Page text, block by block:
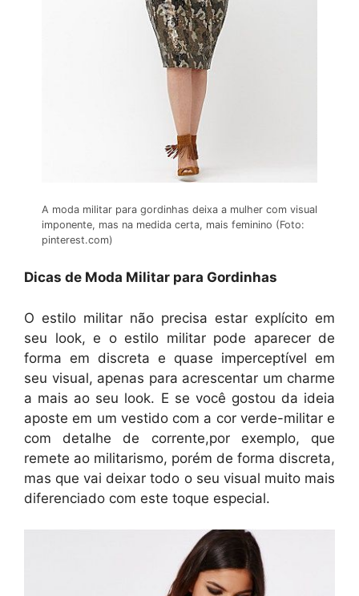
A moda militar para gordinhas deixa a mulher com visual
imponente, mas na medida certa, mais feminino (Foto:
pinterest.com)
Dicas de Moda Militar para Gordinhas
O estilo militar não precisa estar explícito em
seu look, e o estilo militar pode aparecer de
forma em discreta e quase imperceptível em
seu visual, apenas para acrescentar um charme
a mais ao seu look. E se você gostou da ideia
aposte em um vestido com a cor verde-militar e
com detalhe de corrente,por exemplo, que
remete ao militarismo, porém de forma discreta,
mas que vai deixar todo o seu visual muito mais
diferenciado com este toque especial.